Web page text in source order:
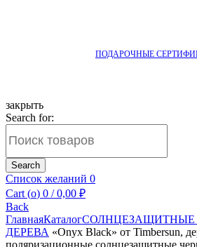
ПОДАРОЧНЫЕ
закрыть
Search for:
Search
Список желаний 0
Cart (o) 0 / 0,00 ₽
Back
ГлавнаяКаталогСОЛНЦЕЗАЩИТНЫЕ
ДЕРЕВА «Onyx Black» от Timbersun,
поляризационные солнцезащитные